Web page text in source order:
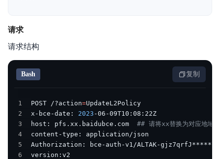
产品定价
操作指南
典型实践
API参考
SDK参考
请求
请求结构
Bash 复制
1 POST /?action=
2
x-bce-date: 2023
3
host: pfs.xx.baidubce.com ## 请将xx替换为对应地域
4
5
Authorization: bce-auth-v1/ALTAK-
6